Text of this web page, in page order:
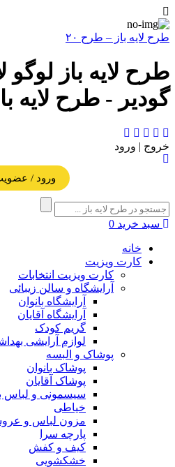
طرح لایه باز – طرح ۲۰
طرح لایه باز لوگو
گودیر - طرح لایه
خروج | ورود
ورود /
سبد خرید 0
خانه
کارت ویزیت
کارت ویزیت انتخابات
آرایشگاه و سالن زیبائی
آرایشگاه بانوان
آرایشگاه آقایان
گریم کودک
لوازم آرایشی
پوشاک و البسه
پوشاک بانوان
پوشاک آقایان
سیسمونی و لباس
خیاطی
مزون لباس و
پارچه سرا
کیف و کفش
خشکشویی